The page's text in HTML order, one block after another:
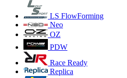
LS FlowForming
Neo
OZ
PDW
Race Ready
Replica